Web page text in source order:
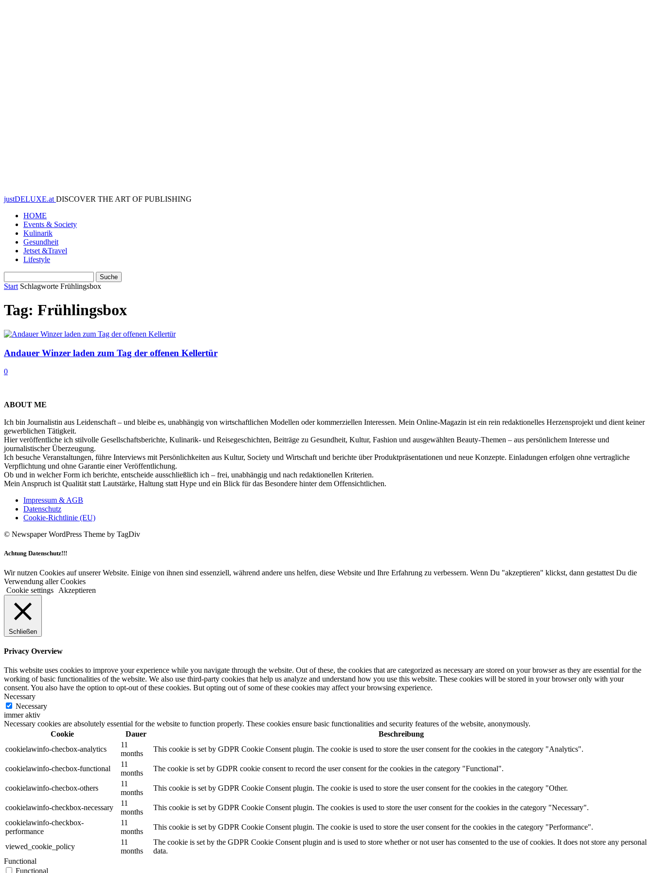
justDELUXE.at DISCOVER THE ART OF PUBLISHING
HOME
Events & Society
Kulinarik
Gesundheit
Jetset &Travel
Lifestyle
Start Schlagworte Frühlingsbox
Tag: Frühlingsbox
Andauer Winzer laden zum Tag der offenen Kellertür
0
ABOUT ME
Ich bin Journalistin aus Leidenschaft – und bleibe es, unabhängig von wirtschaftlichen Modellen oder kommerziellen Interessen. Mein Online-Magazin ist ein rein redaktionelles Herzensprojekt und dient keiner
gewerblichen Tätigkeit.
Hier veröffentliche ich stilvolle Gesellschaftsberichte, Kulinarik- und Reisegeschichten, Beiträge zu Gesundheit, Kultur, Fashion und ausgewählten Beauty-Themen – aus persönlichem Interesse und
journalistischer Überzeugung.
Ich besuche Veranstaltungen, führe Interviews mit Persönlichkeiten aus Kultur, Society und Wirtschaft und berichte über Produktpräsentationen und neue Konzepte. Einladungen erfolgen ohne vertragliche
Verpflichtung und ohne Garantie einer Veröffentlichung.
Ob und in welcher Form ich berichte, entscheide ausschließlich ich – frei, unabhängig und nach redaktionellen Kriterien.
Mein Anspruch ist Qualität statt Lautstärke, Haltung statt Hype und ein Blick für das Besondere hinter dem Offensichtlichen.
Impressum & AGB
Datenschutz
Cookie-Richtlinie (EU)
© Newspaper WordPress Theme by TagDiv
Achtung Datenschutz!!!
Wir nutzen Cookies auf unserer Website. Einige von ihnen sind essenziell, während andere uns helfen, diese Website und Ihre Erfahrung zu verbessern. Wenn Du "akzeptieren" klickst, dann gestattest Du die
Verwendung aller Cookies
Cookie settings
Akzeptieren
Schließen
Privacy Overview
This website uses cookies to improve your experience while you navigate through the website. Out of these, the cookies that are categorized as necessary are stored on your browser as they are essential for the
working of basic functionalities of the website. We also use third-party cookies that help us analyze and understand how you use this website. These cookies will be stored in your browser only with your
consent. You also have the option to opt-out of these cookies. But opting out of some of these cookies may affect your browsing experience.
Necessary
Necessary
immer aktiv
Necessary cookies are absolutely essential for the website to function properly. These cookies ensure basic functionalities and security features of the website, anonymously.
Cookie
Dauer
Beschreibung
cookielawinfo-checbox-analytics
11
months
This cookie is set by GDPR Cookie Consent plugin. The cookie is used to store the user consent for the cookies in the category "Analytics".
cookielawinfo-checbox-functional
11
months
The cookie is set by GDPR cookie consent to record the user consent for the cookies in the category "Functional".
cookielawinfo-checbox-others
11
months
This cookie is set by GDPR Cookie Consent plugin. The cookie is used to store the user consent for the cookies in the category "Other.
cookielawinfo-checkbox-necessary
11
months
This cookie is set by GDPR Cookie Consent plugin. The cookies is used to store the user consent for the cookies in the category "Necessary".
cookielawinfo-checkbox-
performance
11
months
This cookie is set by GDPR Cookie Consent plugin. The cookie is used to store the user consent for the cookies in the category "Performance".
viewed_cookie_policy
11
months
The cookie is set by the GDPR Cookie Consent plugin and is used to store whether or not user has consented to the use of cookies. It does not store any personal
data.
Functional
Functional